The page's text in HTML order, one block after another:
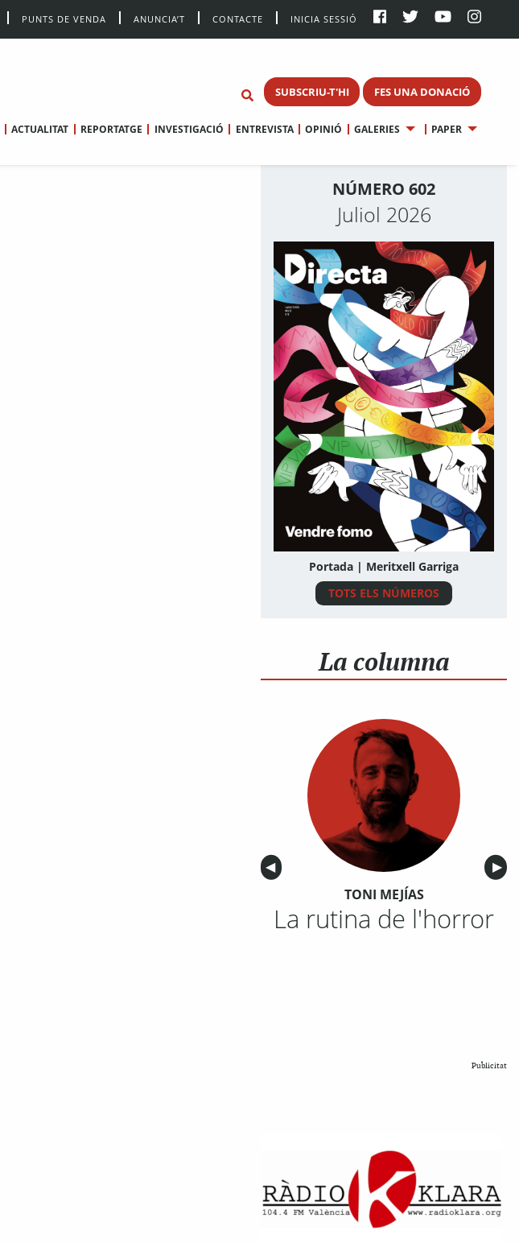
PUNTS DE VENDA ANUNCIA’T CONTACTE INICIA SESSIÓ
SUBSCRIU-T'HI FES UNA DONACIÓ
ACTUALITAT REPORTATGE INVESTIGACIÓ ENTREVISTA OPINIÓ GALERIES PAPER
NÚMERO 602
Juliol 2026
Portada | Meritxell Garriga
TOTS ELS NÚMEROS
La columna
Anterior
◀︎ ▶︎
TONI MEJÍAS
La rutina de l'horror
Publicitat